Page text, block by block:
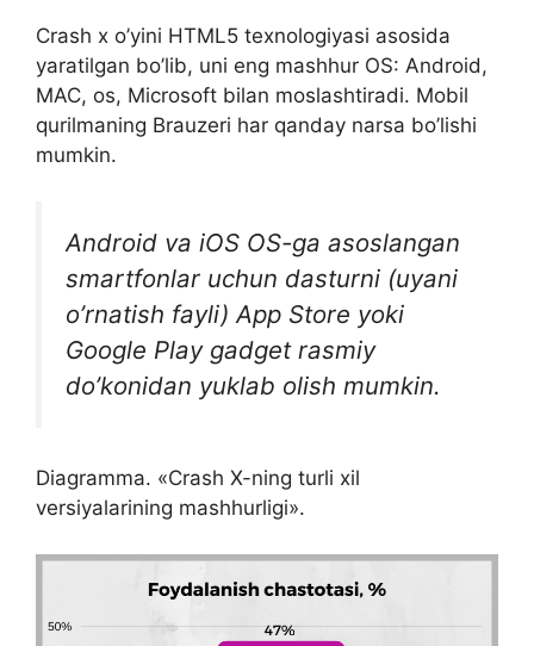
Crash x o’yini HTML5 texnologiyasi asosida
yaratilgan bo’lib, uni eng mashhur OS: Android,
MAC, os, Microsoft bilan moslashtiradi. Mobil
qurilmaning Brauzeri har qanday narsa bo’lishi
mumkin.
Android va iOS OS-ga asoslangan
smartfonlar uchun dasturni (uyani
o’rnatish fayli) App Store yoki
Google Play gadget rasmiy
do’konidan yuklab olish mumkin.
Diagramma. «Crash X-ning turli xil
versiyalarining mashhurligi».